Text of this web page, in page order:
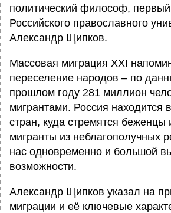
политический философ, первый
Российского православного
Александр Щипков.
Массовая миграция XXI
переселение народов – по
прошлом году 281 миллион
мигрантами. Россия находится
стран, куда стремятся беженцы
мигранты из неблагополучных
нас одновременно и большой
возможности.
Александр Щипков указал на
миграции и её ключевые